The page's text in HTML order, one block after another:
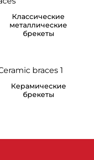
Классические
металлические
брекеты
Керамические
брекеты